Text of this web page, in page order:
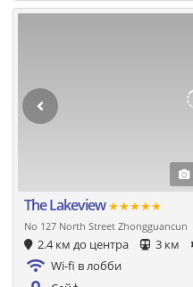
The Lakeview★★★★★
No 127 North Street Zhongguancun
2.4 км до центра 3 км
Wi-fi в лобби